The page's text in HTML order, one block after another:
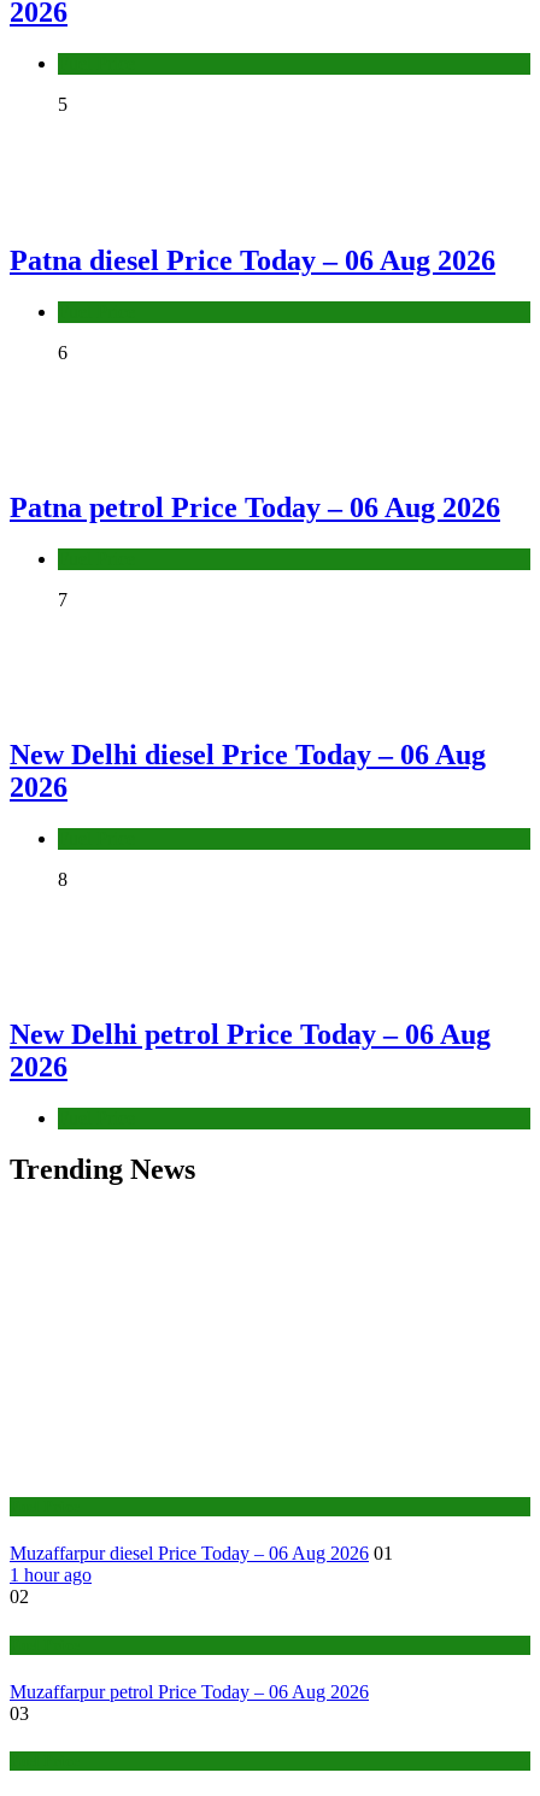
2026
5
Patna diesel Price Today – 06 Aug 2026
6
Patna petrol Price Today – 06 Aug 2026
7
New Delhi diesel Price Today – 06 Aug
2026
8
New Delhi petrol Price Today – 06 Aug
2026
Trending News
Muzaffarpur diesel Price Today – 06 Aug 2026 01
1 hour ago
02
Muzaffarpur petrol Price Today – 06 Aug 2026
03